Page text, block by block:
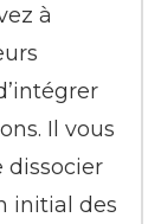
à
Il vous
dissocier
initial des